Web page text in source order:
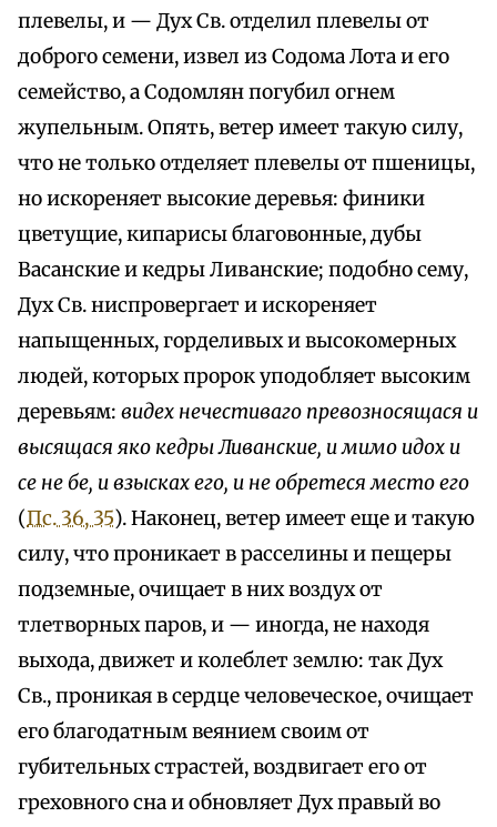
плевелы, и — Дух Св. отделил плевелы от
доброго семени, извел из Содома Лота и его
семейство, а Содомлян погубил огнем
жупельным. Опять, ветер имеет такую силу,
что не только отделяет плевелы от пшеницы,
но искореняет высокие деревья: финики
цветущие, кипарисы благовонные, дубы
Васанские и кедры Ливанские; подобно сему,
Дух Св. ниспровергает и искореняет
напыщенных, горделивых и высокомерных
людей, которых пророк уподобляет высоким
деревьям: видех нечестиваго превозносящася и
высящася яко кедры Ливанские, и мимо идох и
се не бе, и взысках его, и не обретеся место его
(Пс. 36, 35). Наконец, ветер имеет еще и такую
силу, что проникает в расселины и пещеры
подземные, очищает в них воздух от
тлетворных паров, и — иногда, не находя
выхода, движет и колеблет землю: так Дух
Св., проникая в сердце человеческое, очищает
его благодатным веянием своим от
губительных страстей, воздвигает его от
греховного сна и обновляет Дух правый во